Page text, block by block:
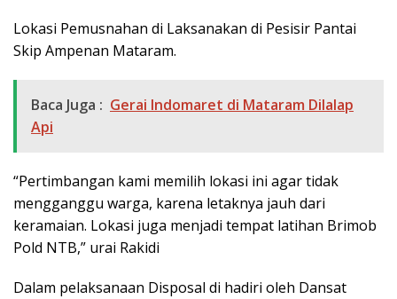
Lokasi Pemusnahan di Laksanakan di Pesisir Pantai
Skip Ampenan Mataram.
Baca Juga : Gerai Indomaret di Mataram Dilalap
Api
“Pertimbangan kami memilih lokasi ini agar tidak
mengganggu warga, karena letaknya jauh dari
keramaian. Lokasi juga menjadi tempat latihan Brimob
Pold NTB,” urai Rakidi
Dalam pelaksanaan Disposal di hadiri oleh Dansat